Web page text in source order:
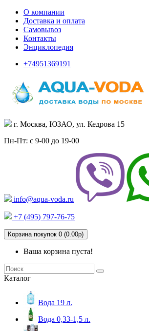
О компании
Доставка и оплата
Самовывоз
Контакты
Энциклопедия
+74951369191
г. Москва, ЮЗАО, ул. Кедрова 15
Пн-Пт: с 9-00 до 19-00
info@aqua-voda.ru
+7 (495) 797-76-75
Корзина покупок 0 (0.00р)
Ваша корзина пуста!
Каталог
Вода 19 л.
Вода 0,33-1,5 л.